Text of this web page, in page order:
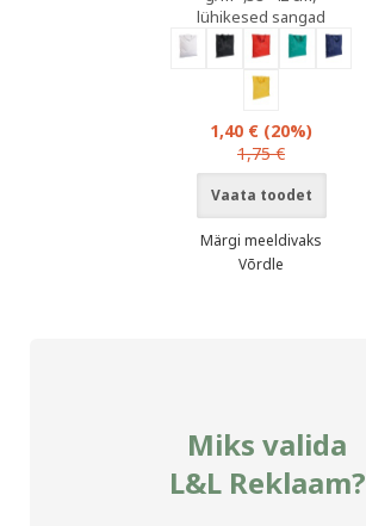
lühikesed sangad
1,40 € (20%)
1,75 €
Vaata toodet
Märgi meeldivaks
Võrdle
Miks valida
L&L Reklaam?